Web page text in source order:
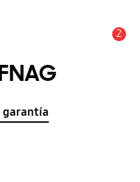
2
garantía